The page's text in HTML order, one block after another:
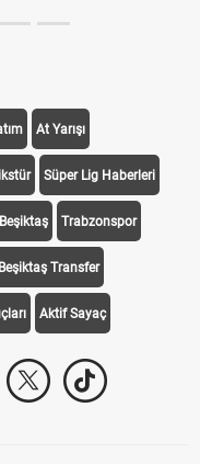
At Yarışı
Süper Lig Haberleri
Beşiktaş Trabzonspor
Beşiktaş Transfer
Aktif Sayaç